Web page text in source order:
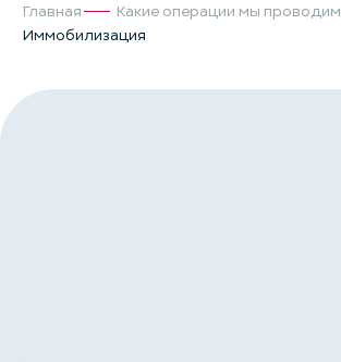
Главная
Какие операции мы проводим
Иммобилизация